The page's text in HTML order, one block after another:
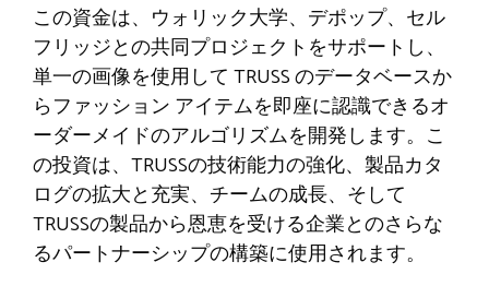
この資金は、ウォリック大学、デポップ、セル
フリッジとの共同プロジェクトをサポートし、
単一の画像を使用して TRUSS のデータベースか
らファッション アイテムを即座に認識できるオ
ーダーメイドのアルゴリズムを開発します。こ
の投資は、TRUSSの技術能力の強化、製品カタ
ログの拡大と充実、チームの成長、そして
TRUSSの製品から恩恵を受ける企業とのさらな
るパートナーシップの構築に使用されます。